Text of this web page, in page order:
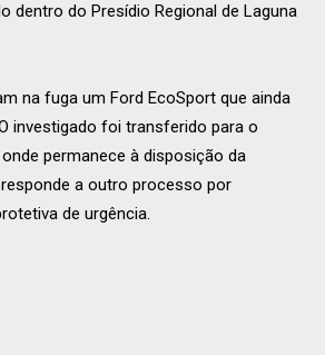
dentro do Presídio Regional de Laguna
na fuga um Ford EcoSport que ainda
investigado foi transferido para o
permanece à disposição da
a outro processo por
de urgência.